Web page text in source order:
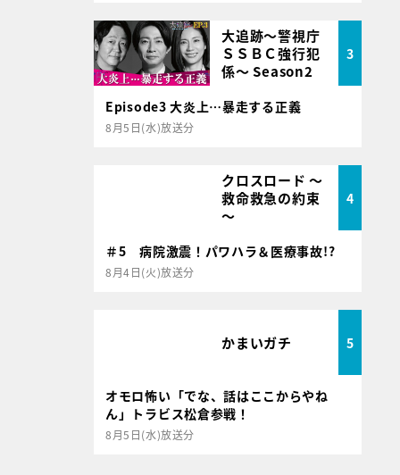
大追跡～警視庁
ＳＳＢＣ強行犯
係～ Season2
3
Episode3 大炎上…暴走する正義
8月5日(水)放送分
クロスロード ～
救命救急の約束
～
4
＃5 病院激震！パワハラ＆医療事故!?
8月4日(火)放送分
かまいガチ 5
オモロ怖い「でな、話はここからやね
ん」トラビス松倉参戦！
8月5日(水)放送分